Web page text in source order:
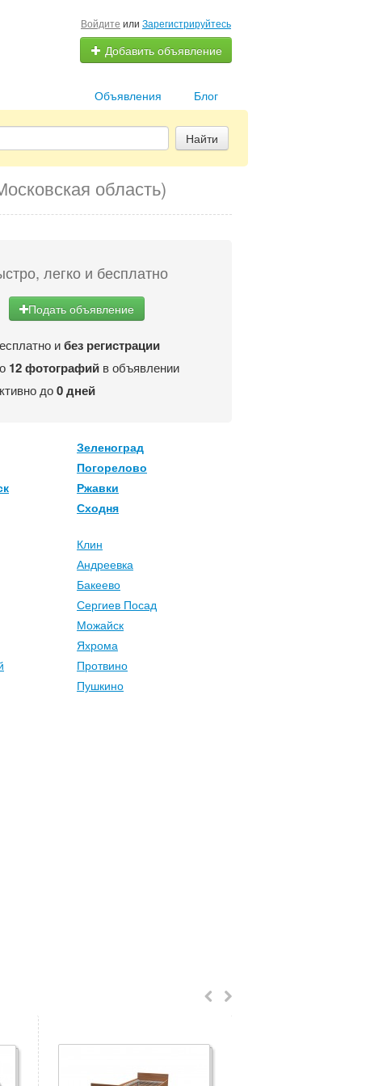
Войдите или Зарегистрируйтесь
Добавить объявление
Блог
Объявления
Найти
область)
легко и бесплатно
Подать объявление
ибез регистрации
12 фотографийв объявлении
до0 дней
Зеленоград
Погорелово
Ржавки
Сходня
Клин
Андреевка
Бакеево
Сергиев Посад
Можайск
Яхрома
Протвино
Пушкино